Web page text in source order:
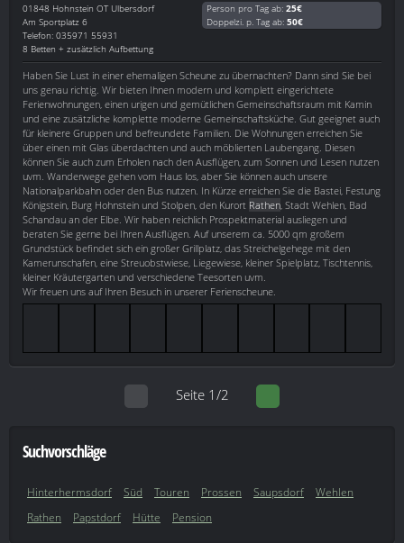
01848 Hohnstein OT Ulbersdorf
Am Sportplatz 6
Telefon: 035971 55931
8 Betten + zusätzlich Aufbettung
Person pro Tag ab: 25€
Doppelzi. p. Tag ab: 50€
Haben Sie Lust in einer ehemaligen Scheune zu übernachten? Dann sind Sie bei
uns genau richtig. Wir bieten Ihnen modern und komplett eingerichtete
Ferienwohnungen, einen urigen und gemütlichen Gemeinschaftsraum mit Kamin
und eine zusätzliche komplette moderne Gemeinschaftsküche. Gut geeignet auch
für kleinere Gruppen und befreundete Familien. Die Wohnungen erreichen Sie
über einen mit Glas überdachten und auch möblierten Laubengang. Diesen
können Sie auch zum Erholen nach den Ausflügen, zum Sonnen und Lesen nutzen
uvm. Wanderwege gehen vom Haus los, aber Sie können auch unsere
Nationalparkbahn oder den Bus nutzen. In Kürze erreichen Sie die Bastei, Festung
Königstein, Burg Hohnstein und Stolpen, den Kurort Rathen , Stadt Wehlen, Bad
Schandau an der Elbe. Wir haben reichlich Prospektmaterial ausliegen und
beraten Sie gerne bei Ihren Ausflügen. Auf unserem ca. 5000 qm großem
Grundstück befindet sich ein großer Grillplatz, das Streichelgehege mit den
Kamerunschafen, eine Streuobstwiese, Liegewiese, kleiner Spielplatz, Tischtennis,
kleiner Kräutergarten und verschiedene Teesorten uvm.
Wir freuen uns auf Ihren Besuch in unserer Ferienscheune.
Seite 1/2
Suchvorschläge
Hinterhermsdorf Süd Touren Prossen Saupsdorf
Wehlen
Rathen
Papstdorf Hütte Pension